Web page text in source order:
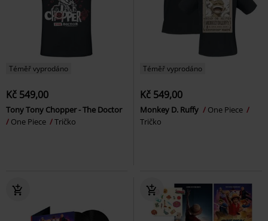
Téměř vyprodáno
Kč 549,00
Tony Tony Chopper - The Doctor
One Piece
Tričko
Téměř vyprodáno
Kč 549,00
Monkey D. Ruffy
One Piece
Tričko